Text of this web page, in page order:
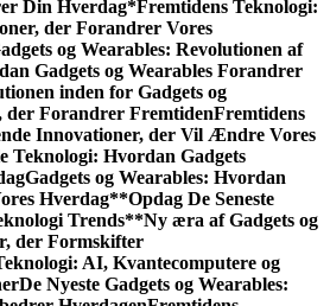
Din Hverdag*Fremtidens Teknologi:
der Forandrer Vores
og Wearables: Revolutionen af
Gadgets og Wearables Forandrer
inden for Gadgets og
der Forandrer FremtidenFremtidens
Innovationer, der Vil Ændre Vores
Teknologi: Hvordan Gadgets
Gadgets og Wearables: Hvordan
Hverdag**Opdag De Seneste
Trends**Ny æra af Gadgets og
der Formskifter
AI, Kvantecomputere og
De Nyeste Gadgets og Wearables: